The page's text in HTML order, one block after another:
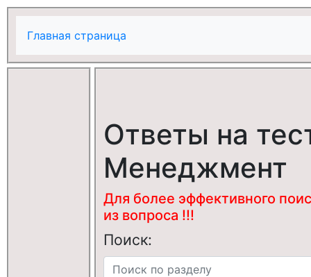
Главная страница
Ответы на
Менеджмент
Для более эффективного
из вопроса !!!
Поиск: